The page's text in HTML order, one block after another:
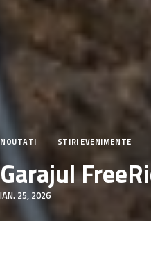
NOUTATI STIRI EVENIMENTE
Garajul
IAN. 25, 2026